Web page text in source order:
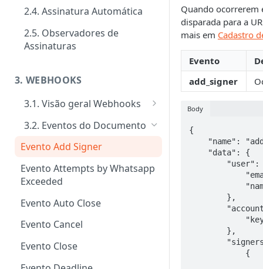
Tipos de notificações para os
signatários
das notificações
Notificações
Envelopes
Eventos
Ativação performática: alta
escala e assincronismo
Regras de finalização de
Envelopes
autenticação
2.4. Assinatura Automática
2.5. Observadores de
Assinaturas
3. WEBHOOKS
3.1. Visão geral Webhooks
Cadastro de Webhooks via APP
Cadastro de Webhooks via API
3.2. Eventos do Documento
Evento Add Signer
Evento Attempts by Whatsapp
Exceeded
Evento Auto Close
Evento Cancel
Evento Close
Quando ocorrerem
disparada para a
mais em Cadastro
Evento
add_signer
Body
{